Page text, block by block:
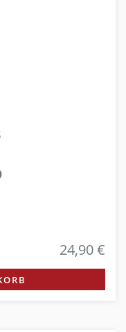
24,90 €